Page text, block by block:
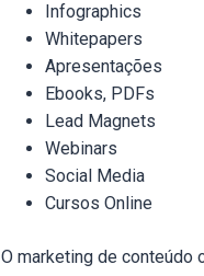
Infographics
Whitepapers
Apresentações
Ebooks, PDFs
Lead Magnets
Webinars
Social Media
Cursos Online
O marketing de